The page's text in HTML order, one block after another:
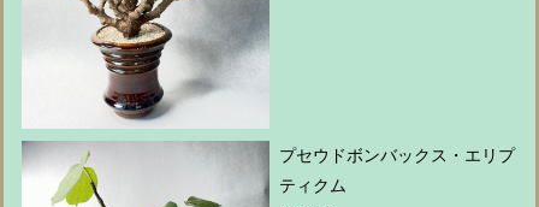
プセウドボンバックス・エリプ
ティクム